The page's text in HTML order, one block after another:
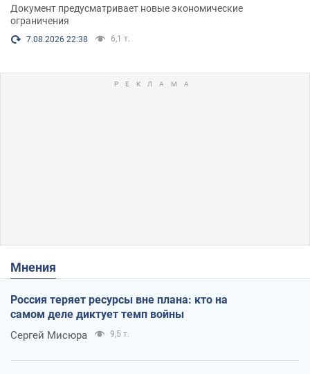
Документ предусматривает новые экономические
ограничения
7.08.2026 22:38 6,1 т.
Мнения
Россия теряет ресурсы вне плана: кто на
самом деле диктует темп войны
Сергей Мисюра 9,5 т.